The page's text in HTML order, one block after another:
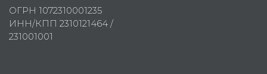
ОГРН 1072310001235
ИНН/КПП 2310121464 /
231001001